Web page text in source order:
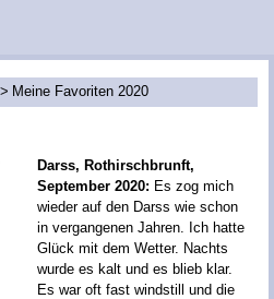
Meine Favoriten 2020
Darss, Rothirschbrunft,
September 2020: Es zog mich
wieder auf den Darss wie schon
in vergangenen Jahren. Ich hatte
Glück mit dem Wetter. Nachts
wurde es kalt und es blieb klar.
Es war oft fast windstill und die